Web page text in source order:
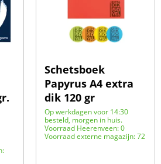
Schetsboek
Papyrus A4 extra
dik 120 gr
Op werkdagen voor 14:30
besteld, morgen in huis.
Voorraad Heerenveen: 0
Voorraad externe magazijn: 72